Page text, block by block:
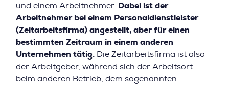
und einem Arbeitnehmer.
Dabei ist der
Arbeitnehmer bei einem Personaldienstleister
(Zeitarbeitsfirma) angestellt, aber für einen
bestimmten Zeitraum in einem anderen
Unternehmen tätig. Die Zeitarbeitsfirma ist also
der Arbeitgeber, während sich der Arbeitsort
beim anderen Betrieb, dem sogenannten